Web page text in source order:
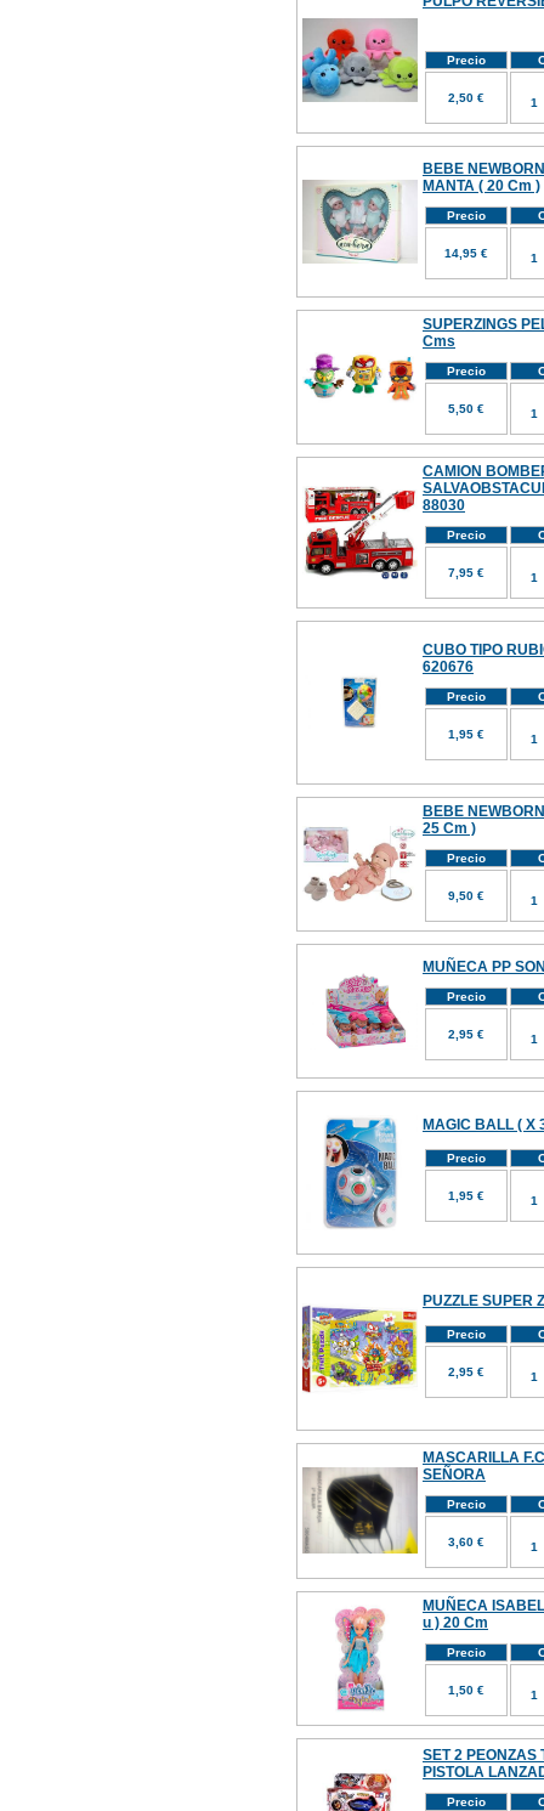
Precio
2,50 €
BEBE
MANTA ( 20 Cm )
Precio
14,95 €
SUPERZINGS
Cms
Precio
5,50 €
CAMION
88030
Precio
7,95 €
CUBO TIPO
620676
Precio
1,95 €
BEBE
25 Cm )
Precio
9,50 €
MUÑECA PP
Precio
2,95 €
MAGIC BALL ( X
Precio
1,95 €
PUZZLE SUPER
Precio
2,95 €
MASCARILLA
SEÑORA
Precio
3,60 €
MUÑECA
u ) 20 Cm
Precio
1,50 €
SET 2 PEONZAS
PISTOLA
Precio